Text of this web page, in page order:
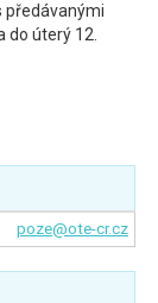
předávanými
úterý 12.
poze@ote-cr.cz